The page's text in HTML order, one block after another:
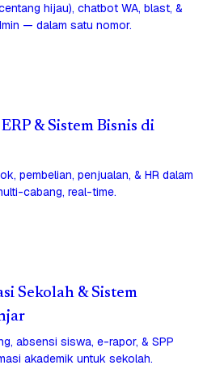
hijau), chatbot WA, blast, &
— dalam satu nomor.
& Sistem Bisnis di
pembelian, penjualan, & HR dalam
cabang, real-time.
Sekolah & Sistem
absensi siswa, e-rapor, & SPP
akademik untuk sekolah.